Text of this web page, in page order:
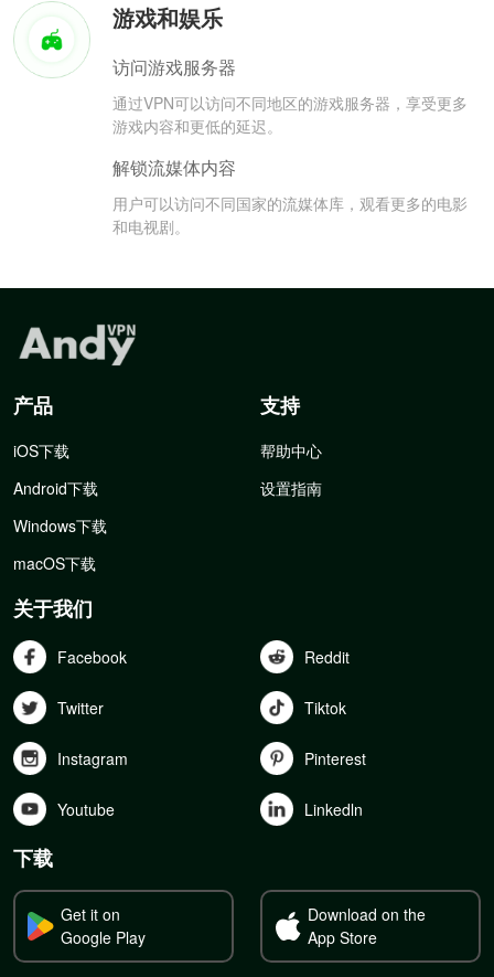
游戏和娱乐
访问游戏服务器
通过VPN可以访问不同地区的游戏服务器，享受更多
游戏内容和更低的延迟。
解锁流媒体内容
用户可以访问不同国家的流媒体库，观看更多的电影
和电视剧。
产品
iOS下载
Android下载
Windows下载
macOS下载
支持
帮助中心
设置指南
关于我们
Facebook Reddit
Twitter Tiktok
Instagram Pinterest
Youtube Linkedln
下载
Get it on
Google Play
Download on the
App Store